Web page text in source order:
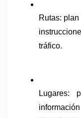
Rutas:
tráfico.
Lugares: